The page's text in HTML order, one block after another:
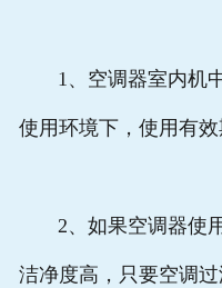
1、空调器室内机中
使用环境下，使用有效
2、如果空调器使用
洁净度高，只要空调